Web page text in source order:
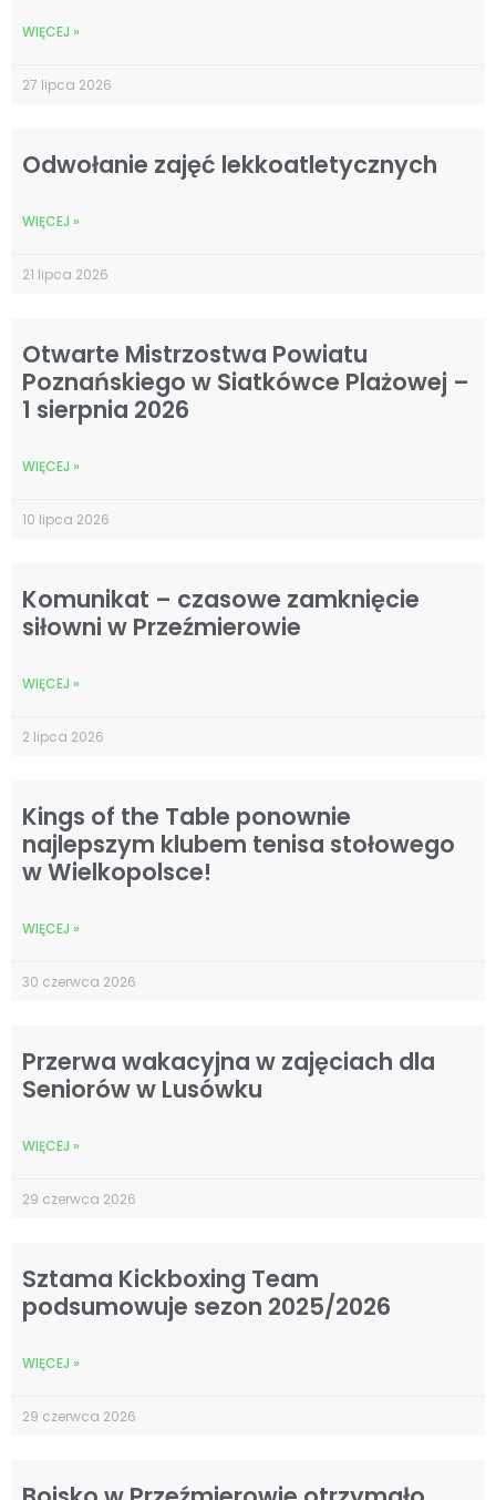
WIĘCEJ »
27 lipca 2026
Odwołanie zajęć lekkoatletycznych
WIĘCEJ »
21 lipca 2026
Otwarte Mistrzostwa Powiatu
Poznańskiego w Siatkówce Plażowej –
1 sierpnia 2026
WIĘCEJ »
10 lipca 2026
Komunikat – czasowe zamknięcie
siłowni w Przeźmierowie
WIĘCEJ »
2 lipca 2026
Kings of the Table ponownie
najlepszym klubem tenisa stołowego
w Wielkopolsce!
WIĘCEJ »
30 czerwca 2026
Przerwa wakacyjna w zajęciach dla
Seniorów w Lusówku
WIĘCEJ »
29 czerwca 2026
Sztama Kickboxing Team
podsumowuje sezon 2025/2026
WIĘCEJ »
29 czerwca 2026